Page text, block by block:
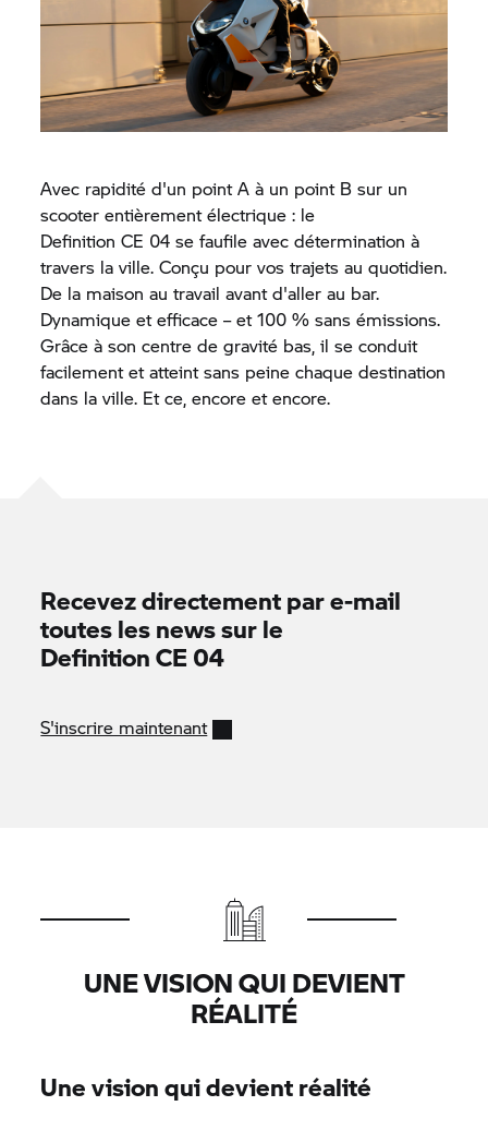
Avec rapidité d'un point A à un point B sur un
scooter entièrement électrique : le
Definition CE 04 se faufile avec détermination à
travers la ville. Conçu pour vos trajets au quotidien.
De la maison au travail avant d'aller au bar.
Dynamique et efficace – et 100 % sans émissions.
Grâce à son centre de gravité bas, il se conduit
facilement et atteint sans peine chaque destination
dans la ville. Et ce, encore et encore.
Recevez directement par e-mail
toutes les news sur le
Definition CE 04
S'inscrire maintenant
UNE VISION QUI DEVIENT
RÉALITÉ
Une vision qui devient réalité